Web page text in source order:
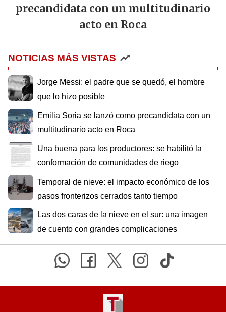
precandidata con un multitudinario
acto en Roca
NOTICIAS MÁS VISTAS
Jorge Messi: el padre que se quedó, el hombre
que lo hizo posible
Emilia Soria se lanzó como precandidata con un
multitudinario acto en Roca
Una buena para los productores: se habilitó la
conformación de comunidades de riego
Temporal de nieve: el impacto económico de los
pasos fronterizos cerrados tanto tiempo
Las dos caras de la nieve en el sur: una imagen
de cuento con grandes complicaciones